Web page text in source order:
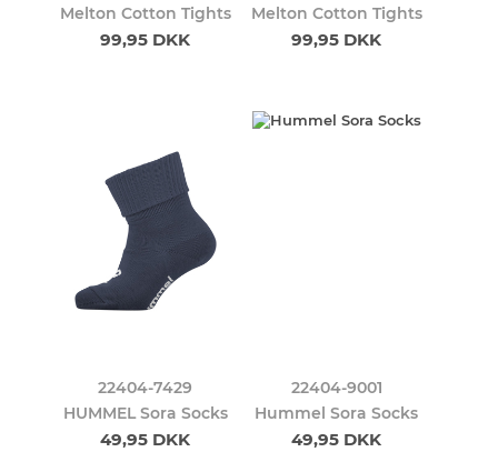
Melton Cotton Tights
99,95 DKK
Melton Cotton Tights
99,95 DKK
22404-7429
HUMMEL Sora Socks
49,95 DKK
22404-9001
Hummel Sora Socks
49,95 DKK